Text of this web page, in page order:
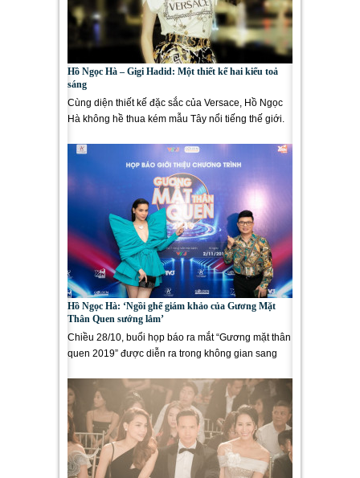
Hồ Ngọc Hà – Gigi Hadid: Một thiết kế hai kiểu toả
sáng
Cùng diện thiết kế đặc sắc của Versace, Hồ Ngọc
Hà không hề thua kém mẫu Tây nổi tiếng thế giới.
Hồ Ngọc Hà: ‘Ngồi ghế giám khảo của Gương Mặt
Thân Quen sướng lắm’
Chiều 28/10, buổi họp báo ra mắt “Gương mặt thân
quen 2019” được diễn ra trong không gian sang